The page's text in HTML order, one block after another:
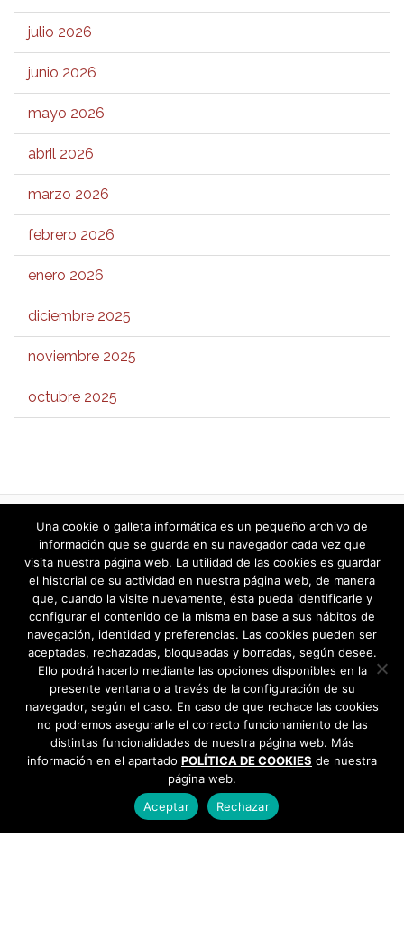
julio 2026
junio 2026
mayo 2026
abril 2026
marzo 2026
febrero 2026
enero 2026
diciembre 2025
noviembre 2025
octubre 2025
julio 2025
junio 2025
mayo 2025
abril 2025
marzo 2025
febrero 2025
enero 2025
1 2 3 4 5 6 7 8 9
…
»
Una cookie o galleta informática es un pequeño archivo de
información que se guarda en su navegador cada vez que
visita nuestra página web. La utilidad de las cookies es guardar
el historial de su actividad en nuestra página web, de manera
que, cuando la visite nuevamente, ésta pueda identificarle y
configurar el contenido de la misma en base a sus hábitos de
navegación, identidad y preferencias. Las cookies pueden ser
aceptadas, rechazadas, bloqueadas y borradas, según desee.
Ello podrá hacerlo mediante las opciones disponibles en la
presente ventana o a través de la configuración de su
navegador, según el caso. En caso de que rechace las cookies
no podremos asegurarle el correcto funcionamiento de las
distintas funcionalidades de nuestra página web. Más
información en el apartado POLÍTICA DE COOKIES de nuestra
página web.
Aceptar
Rechazar